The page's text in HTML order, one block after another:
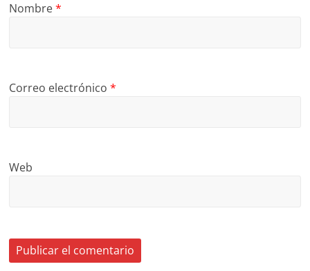
Nombre*
Correo electrónico*
Web